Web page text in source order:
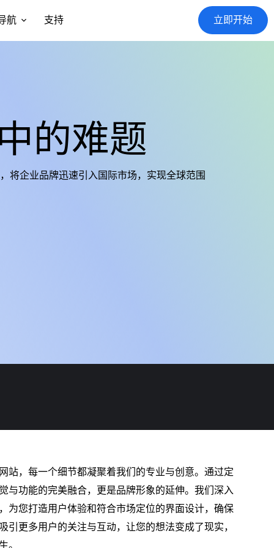
航 支持 立即开始
的难题
将企业品牌迅速引入国际市场，实现全球范围
站，每一个细节都凝聚着我们的专业与创意。通过定
与功能的完美融合，更是品牌形象的延伸。我们深入
为您打造用户体验和符合市场定位的界面设计，确保
引更多用户的关注与互动，让您的想法变成了现实，
。